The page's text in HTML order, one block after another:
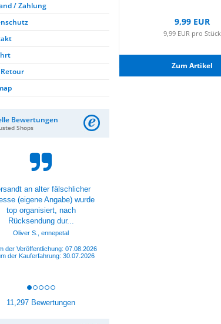
9,99 EUR
9,99 EUR pro Stück
Zum Ar­ti­kel
/ Zahlung
Bewertungen
Shops
war gut und die
sind auch super.
Montage nach Anleitung
beziehungsweise dem V...
der Veröffentlichung: 07.08.2026
der Kauferfahrung: 28.07.2026
11,297 Bewertungen